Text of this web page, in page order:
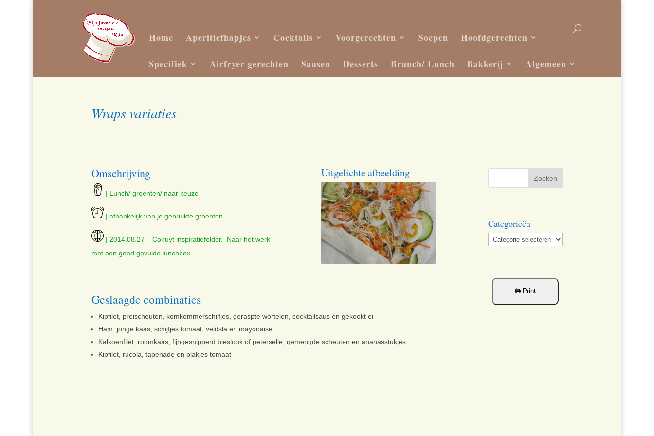
Home Aperitiefhapjes Cocktails Voorgerechten Soepen Hoofdgerechten
Specifiek Airfryer gerechten Sausen Desserts Brunch/ Lunch Bakkerij Algemeen
Wraps variaties
Omschrijving
| Lunch/ groenten/ naar keuze
| afhankelijk van je gebruikte groenten
| 2014.08.27 – Colruyt inspiratiefolder. Naar het werk
met een goed gevulde lunchbox
Uitgelichte afbeelding
Geslaagde combinaties
Kipfilet, preischeuten, komkommerschijfjes, geraspte wortelen, cocktailsaus en gekookt ei
Ham, jonge kaas, schijfjes tomaat, veldsla en mayonaise
Kalkoenfilet, roomkaas, fijngesnipperd bieslook of peterselie, gemengde scheuten en ananasstukjes
Kipfilet, rucola, tapenade en plakjes tomaat
Categorieën
Categorieën